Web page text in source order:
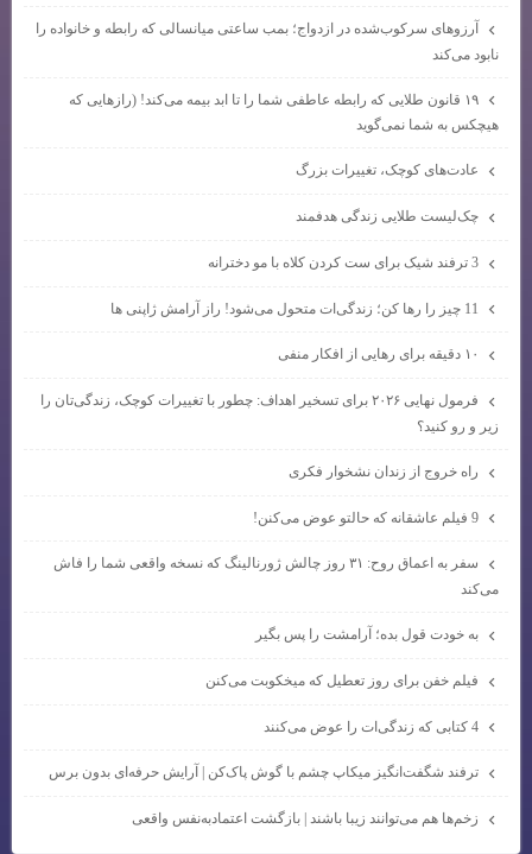
آرزوهای سرکوب‌شده در ازدواج؛ بمب ساعتی میانسالی که رابطه و خانواده را
نابود می‌کند
۱۹ قانون طلایی که رابطه عاطفی شما را تا ابد بیمه می‌کند! (رازهایی که
هیچکس به شما نمی‌گوید
عادت‌های کوچک، تغییرات بزرگ
چک‌لیست طلایی زندگی هدفمند
11 چیز را رها کن؛ زندگی‌ات متحول می‌شود! راز آرامش ژاپنی ها
۱۰ دقیقه برای رهایی از افکار منفی
فرمول نهایی ۲۰۲۶ برای تسخیر اهداف: چطور با تغییرات کوچک، زندگی‌تان را
زیر و رو کنید؟
راه خروج از زندان نشخوار فکری
سفر به اعماق روح: ۳۱ روز چالش ژورنالینگ که نسخه واقعی شما را فاش
می‌کند
به خودت قول بده؛ آرامشت را پس بگیر
فیلم خفن برای روز تعطیل که میخکوبت می‌کنن
ترفند شگفت‌انگیز میکاپ چشم با گوش پاک‌کن | آرایش حرفه‌ای بدون برس
زخم‌ها هم می‌توانند زیبا باشند | بازگشت اعتمادبه‌نفس واقعی